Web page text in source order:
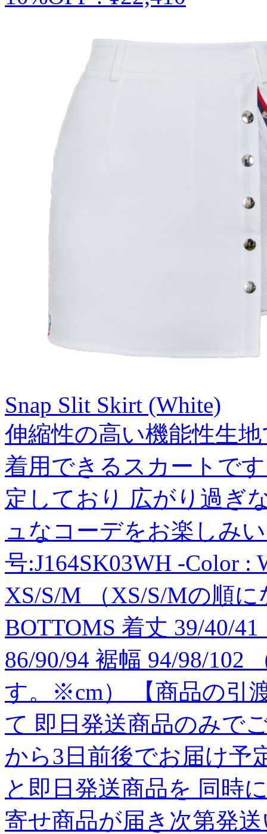
Snap Slit Skirt (White)
伸縮性の高い機能性生
着用できるスカートで
定しており 広がり過ぎ
ュなコーデをお楽しみ
号:J164SK03WH -Color :
XS/S/M （XS/S/Mの順
BOTTOMS 着丈 39/40/
86/90/94 裾幅 94/98/102
す。※cm） 【商品の引
て 即日発送商品のみで
から3日前後でお届け予
と即日発送商品を 同時
寄せ商品が届き次第発